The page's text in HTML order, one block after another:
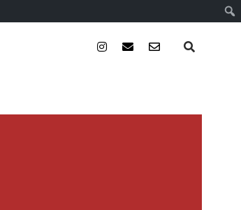
instagram
emailemail-